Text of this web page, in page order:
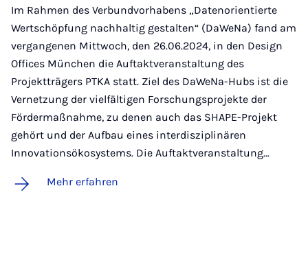
Im Rahmen des Verbundvorhabens „Datenorientierte
Wertschöpfung nachhaltig gestalten“ (DaWeNa) fand am
vergangenen Mittwoch, den 26.06.2024, in den Design
Offices München die Auftaktveranstaltung des
Projektträgers PTKA statt. Ziel des DaWeNa-Hubs ist die
Vernetzung der vielfältigen Forschungsprojekte der
Fördermaßnahme, zu denen auch das SHAPE-Projekt
gehört und der Aufbau eines interdisziplinären
Innovationsökosystems. Die Auftaktveranstaltung…
Mehr erfahren